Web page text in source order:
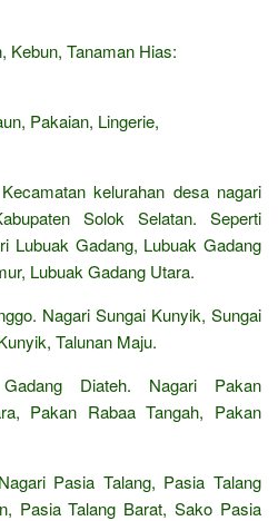
Kebun, Tanaman Hias:
Pakaian, Lingerie,
kelurahan desa nagari
Solok Selatan. Seperti
Lubuak Gadang, Lubuak Gadang
Lubuak Gadang Utara.
Nagari Sungai Kunyik, Sungai
Talunan Maju.
Diateh. Nagari Pakan
Pakan Rabaa Tangah, Pakan
Pasia Talang, Pasia Talang
Pasia Talang Barat, Sako Pasia